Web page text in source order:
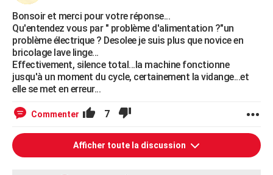
Bonsoir et merci pour votre réponse...
Qu'entendez vous par " problème d'alimentation ?"un
problème électrique ? Desolee je suis plus que novice en
bricolage lave linge...
Effectivement, silence total...la machine fonctionne
jusqu'à un moment du cycle, certainement la vidange...et
elle se met en erreur...
Commenter 7
Afficher toute la discussion